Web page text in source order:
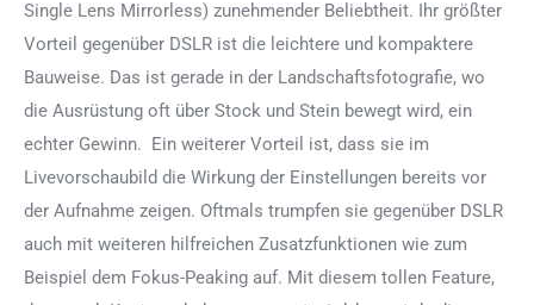
Single Lens Mirrorless) zunehmender Beliebtheit. Ihr größter
Vorteil gegenüber DSLR ist die leichtere und kompaktere
Bauweise. Das ist gerade in der Landschaftsfotografie, wo
die Ausrüstung oft über Stock und Stein bewegt wird, ein
echter Gewinn. Ein weiterer Vorteil ist, dass sie im
Livevorschaubild die Wirkung der Einstellungen bereits vor
der Aufnahme zeigen. Oftmals trumpfen sie gegenüber DSLR
auch mit weiteren hilfreichen Zusatzfunktionen wie zum
Beispiel dem Fokus-Peaking auf. Mit diesem tollen Feature,